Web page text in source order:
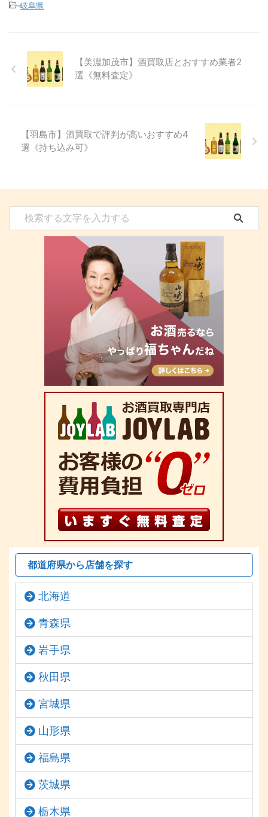
-岐阜県
【美濃加茂市】酒買取店とおすすめ業者2
選《無料査定》
【羽島市】酒買取で評判が高いおすすめ4
選《持ち込み可》
都道府県から店舗を探す
北海道
青森県
岩手県
秋田県
宮城県
山形県
福島県
茨城県
栃木県